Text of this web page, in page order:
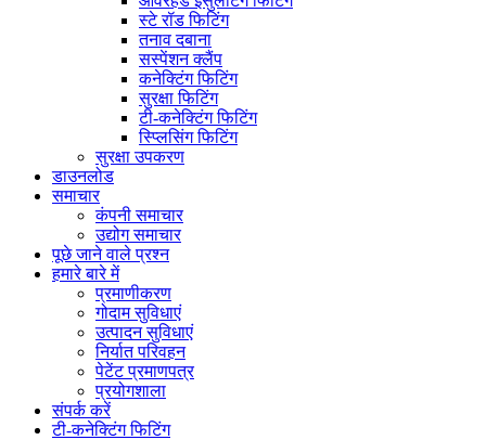
स्टे रॉड फिटिंग
तनाव दबाना
सस्पेंशन क्लैंप
कनेक्टिंग फिटिंग
सुरक्षा फिटिंग
टी-कनेक्टिंग फिटिंग
स्प्लिसिंग फिटिंग
सुरक्षा उपकरण
डाउनलोड
समाचार
कंपनी समाचार
उद्योग समाचार
पूछे जाने वाले प्रश्न
हमारे बारे में
प्रमाणीकरण
गोदाम सुविधाएं
उत्पादन सुविधाएं
निर्यात परिवहन
पेटेंट प्रमाणपत्र
प्रयोगशाला
संपर्क करें
टी-कनेक्टिंग फिटिंग